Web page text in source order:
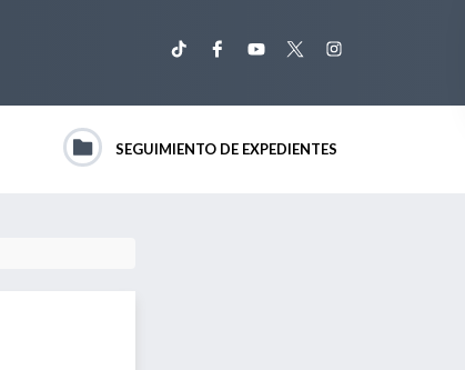
SEGUIMIENTO DE EXPEDIENTES